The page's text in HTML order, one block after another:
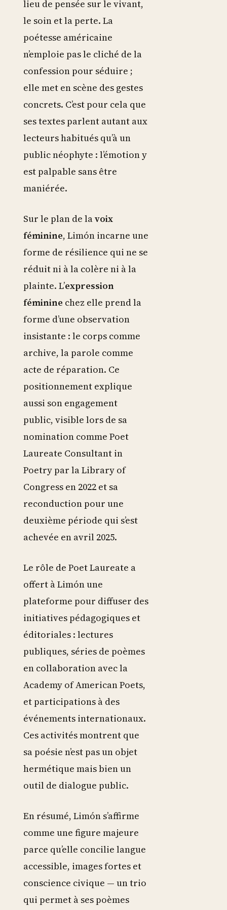
lieu de pensée sur le vivant,
le soin et la perte. La
poétesse américaine
n’emploie pas le cliché de la
confession pour séduire ;
elle met en scène des gestes
concrets. C’est pour cela que
ses textes parlent autant aux
lecteurs habitués qu’à un
public néophyte : l’émotion y
est palpable sans être
maniérée.
Sur le plan de lavoix
féminine, Limón incarne une
forme de résilience qui ne se
réduit ni à la colère ni à la
plainte. L’expression
féminine chez elle prend la
forme d’une observation
insistante : le corps comme
archive, la parole comme
acte de réparation. Ce
positionnement explique
aussi son engagement
public, visible lors de sa
nomination comme Poet
Laureate Consultant in
Poetry par la Library of
Congress en 2022 et sa
reconduction pour une
deuxième période qui s’est
achevée en avril 2025.
Le rôle de Poet Laureate a
offert à Limón une
plateforme pour diffuser des
initiatives pédagogiques et
éditoriales : lectures
publiques, séries de poèmes
en collaboration avec la
Academy of American Poets,
et participations à des
événements internationaux.
Ces activités montrent que
sa poésie n’est pas un objet
hermétique mais bien un
outil de dialogue public.
En résumé, Limón s’affirme
comme une figure majeure
parce qu’elle concilie langue
accessible, images fortes et
conscience civique — un trio
qui permet à ses poèmes